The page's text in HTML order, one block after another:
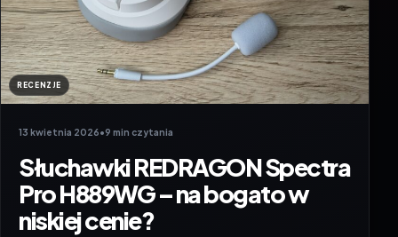
RECENZJE
13 kwietnia 2026•9 min czytania
Słuchawki REDRAGON Spectra
Pro H889WG – na bogato w
niskiej cenie?